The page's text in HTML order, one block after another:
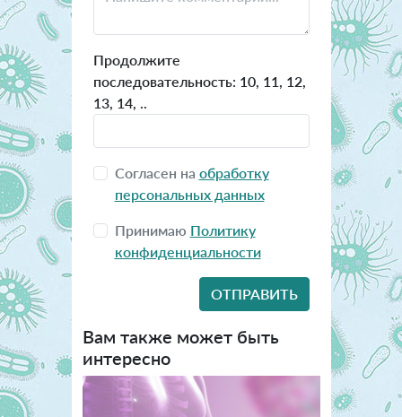
Продолжите
последовательность: 10, 11, 12,
13, 14, ..
Согласен на обработку
персональных данных
Принимаю Политику
конфиденциальности
Вам также может быть
интересно